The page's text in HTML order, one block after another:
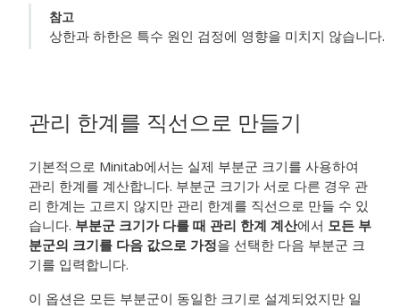
참고
상한과 하한은 특수 원인 검정에 영향을 미치지 않습니다.
관리 한계를 직선으로 만들기
기본적으로 Minitab에서는 실제 부분군 크기를 사용하여
관리 한계를 계산합니다. 부분군 크기가 서로 다른 경우 관
리 한계는 고르지 않지만 관리 한계를 직선으로 만들 수 있
습니다. 부분군 크기가 다를 때 관리 한계 계산에서 모든 부
분군의 크기를 다음 값으로 가정을 선택한 다음 부분군 크
기를 입력합니다.
이 옵션은 모든 부분군이 동일한 크기로 설계되었지만 일